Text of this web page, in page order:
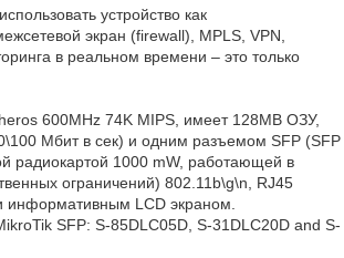
устройство как
экран (firewall), MPLS, VPN,
в реальном времени – это только
600MHz 74K MIPS, имеет 128MB ОЗУ,
Мбит в сек) и одним разъемом SFP (SFP
радиокартой 1000 mW, работающей в
ограничений) 802.11b\g\n, RJ45
LCD экраном.
SFP: S-85DLC05D, S-31DLC20D and S-